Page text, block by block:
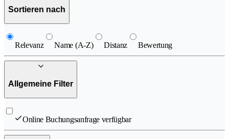
Sortieren nach
Relevanz Name (A-Z) Distanz Bewertung
Allgemeine Filter
Online Buchungsanfrage verfügbar